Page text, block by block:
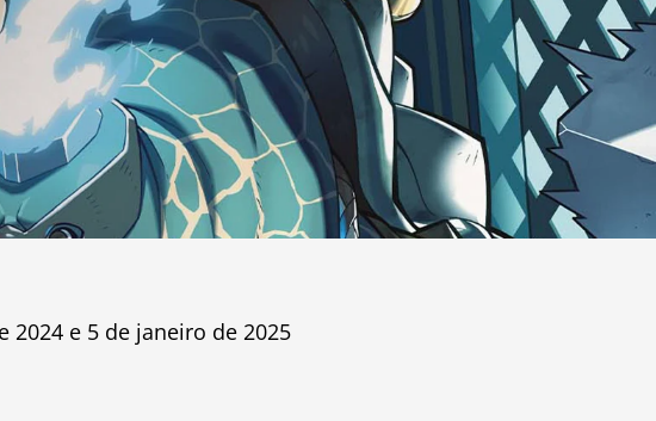
2024 e 5 de janeiro de 2025